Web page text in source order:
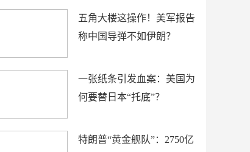
五角大楼这操作！美军报告
称中国导弹不如伊朗？
一张纸条引发血案：美国为
何要替日本“托底”？
特朗普“黄金舰队”：2750亿